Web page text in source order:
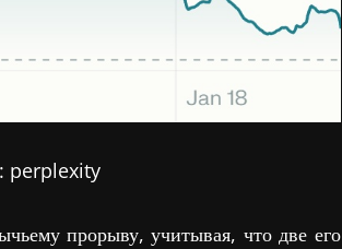
perplexity
прорыву, учитывая, что две его